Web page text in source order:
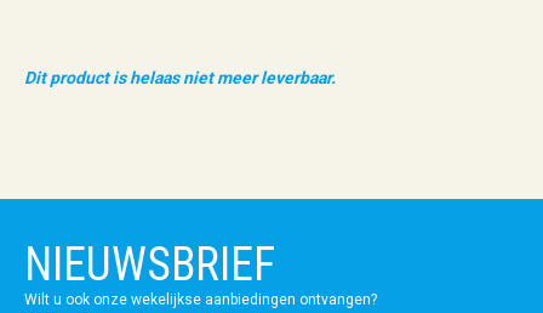
Dit product is helaas niet meer leverbaar.
NIEUWSBRIEF
Wilt u ook onze wekelijkse aanbiedingen ontvangen?